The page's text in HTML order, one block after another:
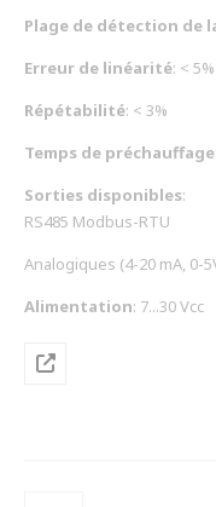
Plage de détection de
Erreur de linéarité: < 5%
Répétabilité: < 3%
Temps de préchauffage
Sorties disponibles:
RS485 Modbus-RTU
Analogiques (4-20 mA, 0-
Alimentation: 7...30 Vcc